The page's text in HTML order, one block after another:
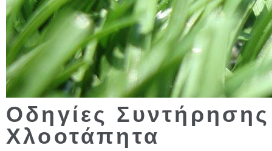
Οδηγίες Συντήρησης
Χλοοτάπητα